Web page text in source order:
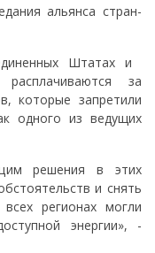
альянса стран-
Штатах и
за
которые запретили
одного из ведущих
решения в этих
и снять
регионах могли
энергии», -